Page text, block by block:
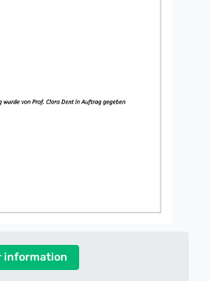
information